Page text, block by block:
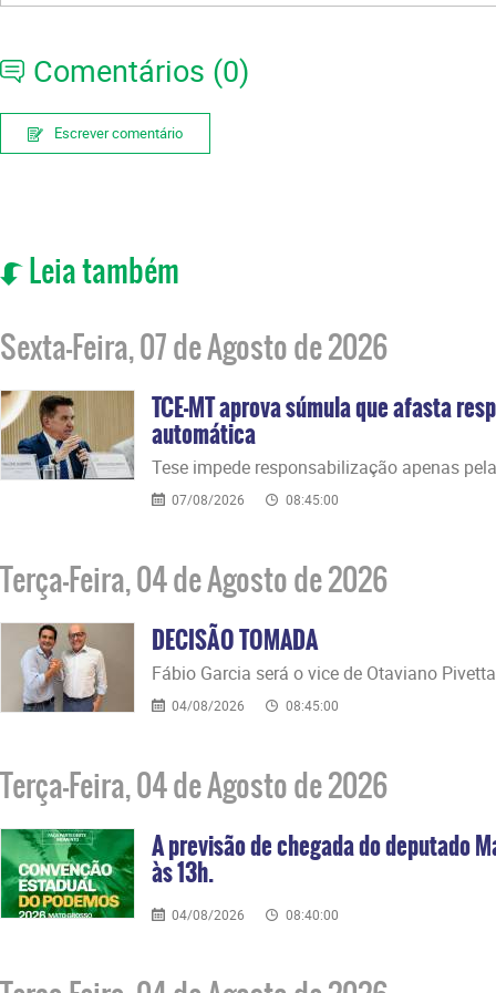
Comentários (0)
Escrever comentário
Leia também
Sexta-Feira, 07 de Agosto de 2026
TCE-MT aprova súmula que afasta
automática
​Tese impede responsabilização apenas
07/08/2026 08:45:00
Terça-Feira, 04 de Agosto de 2026
DECISÃO TOMADA
Fábio Garcia será o vice de Otaviano Pivetta
04/08/2026 08:45:00
Terça-Feira, 04 de Agosto de 2026
A previsão de chegada do deputado
às 13h.
04/08/2026 08:40:00